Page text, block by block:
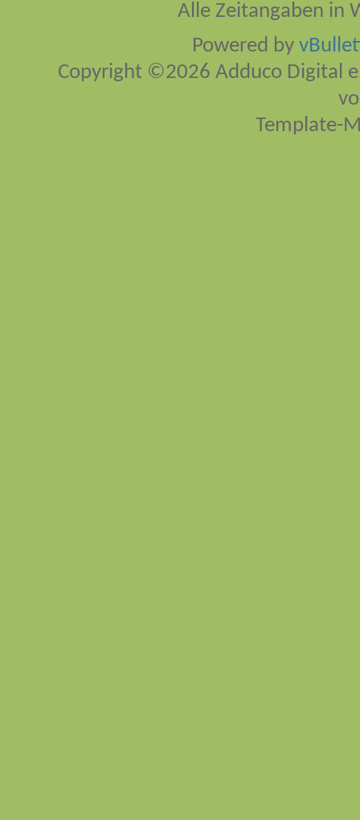
Alle Zeitangaben in
Powered by
Copyright ©2026 Adduco Digital
Template-